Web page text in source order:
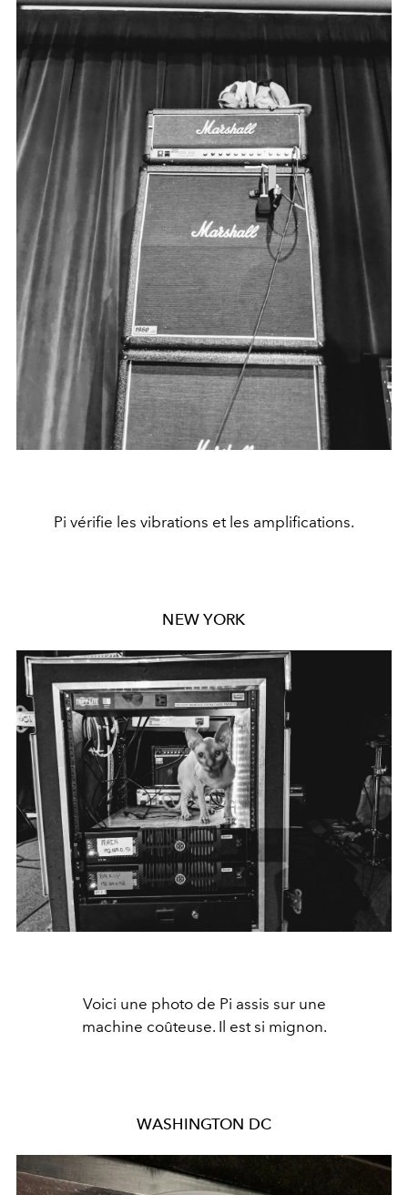
Pi vérifie les vibrations et les amplifications.
NEW YORK
Voici une photo de Pi assis sur une
machine coûteuse. Il est si mignon.
WASHINGTON DC